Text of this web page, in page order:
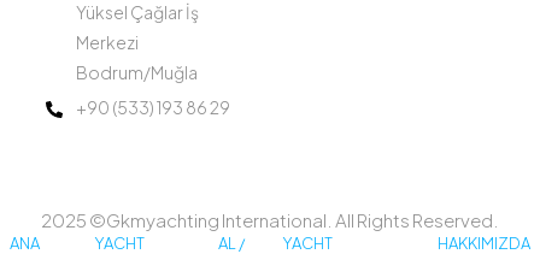
Yüksel Çağlar İş
Merkezi
Bodrum/Muğla
+90 (533) 193 86 29
2025 ©Gkmyachting International. All Rights Reserved.
ANA
YACHT
AL /
YACHT
HAKKIMIZDA